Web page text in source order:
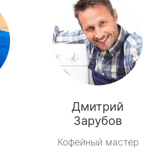
Дмитрий
Зарубов
Кофейный мастер